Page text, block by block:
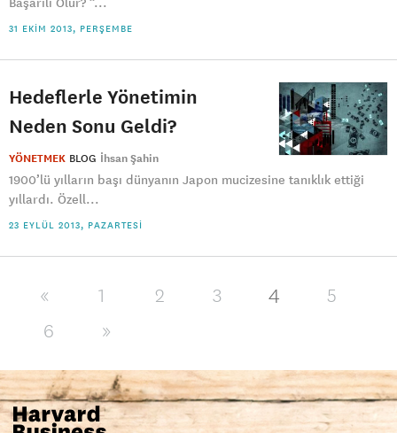
31 EKIM 2013, PERŞEMBE
Hedeflerle Yönetimin
Neden Sonu Geldi?
YÖNETMEK BLOG İhsan Şahin
1900’lü yılların başı dünyanın Japon mucizesine tanıklık ettiği
yıllardı. Özell...
23 EYLÜL 2013, PAZARTESI
« 1 2 3 4
5
6
»